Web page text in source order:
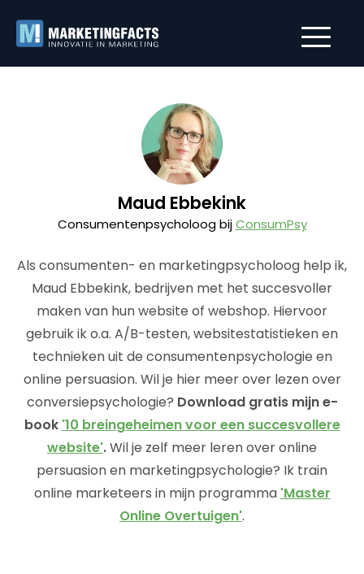
Maud Ebbekink
Consumentenpsycholoog bijConsumPsy
Als consumenten- en marketingpsycholoog help ik,
Maud Ebbekink, bedrijven met het succesvoller
maken van hun website of webshop. Hiervoor
gebruik ik o.a. A/B-testen, websitestatistieken en
technieken uit de consumentenpsychologie en
online persuasion. Wil je hier meer over lezen over
conversiepsychologie? Download gratis mijn e-
book '10 breingeheimen voor een succesvollere
website'.Wil je zelf meer leren over online
persuasion en marketingpsychologie? Ik train
online marketeers in mijn programma 'Master
Online Overtuigen'.